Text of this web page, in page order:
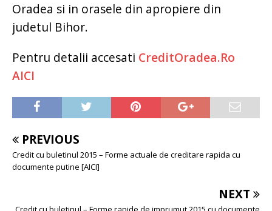
Oradea si in orasele din apropiere din
judetul Bihor.
Pentru detalii accesati CreditOradea.Ro
AICI
PREVIOUS
Credit cu buletinul 2015 – Forme actuale de creditare rapida cu
documente putine [AICI]
NEXT